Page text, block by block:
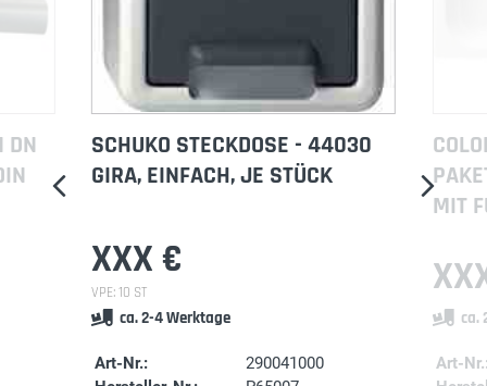
DN
SCHUKO STECKDOSE - 44030
GIRA, EINFACH, JE STÜCK
XXX €
VPE: 10 ST
ca. 2-4 Werktage
Art-Nr.:
290041000
MIT
ca.
Art-